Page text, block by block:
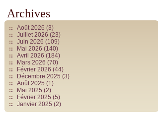
Archives
Août 2026 (3)
Juillet 2026 (23)
Juin 2026 (109)
Mai 2026 (140)
Avril 2026 (184)
Mars 2026 (70)
Février 2026 (44)
Décembre 2025 (3)
Août 2025 (1)
Mai 2025 (2)
Février 2025 (5)
Janvier 2025 (2)